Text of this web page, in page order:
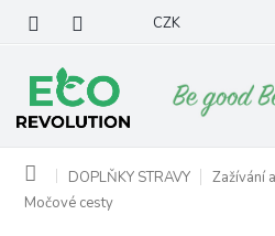
obsah
CZK
Domů DOPLŇKY STRAVY
Zažívání
Močové cesty